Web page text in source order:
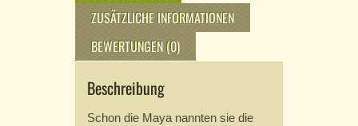
ZUSÄTZLICHE INFORMATIONEN
BEWERTUNGEN (0)
Beschreibung
Schon die Maya nannten sie die